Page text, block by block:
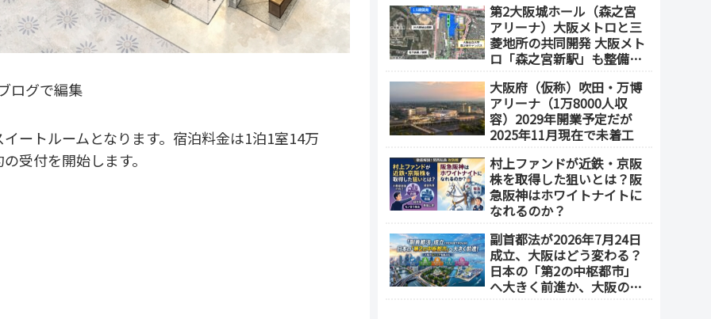
ログで編集
ートルームとなります。宿泊料金は1泊1室14万
受付を開始します。
メトロ「本町駅」徒歩1
分）
第2大阪城ホール（森之宮
アリーナ）大阪メトロと三
菱地所の共同開発 大阪メト
ロ「森之宮新駅」も整備へ
度以降の開業（大阪城東部
地区1.5期開発）
大阪府（仮称）吹田・万博
アリーナ（1万8000人収
容）2029年開業予定だが
2025年11月現在で未着工
村上ファンドが近鉄・京阪
株を取得した狙いとは？阪
急阪神はホワイトナイトに
なれるのか？
副首都法が2026年7月24日
成立、大阪はどう変わる？
日本の「第2の中枢都市」
へ大きく前進か、大阪の5